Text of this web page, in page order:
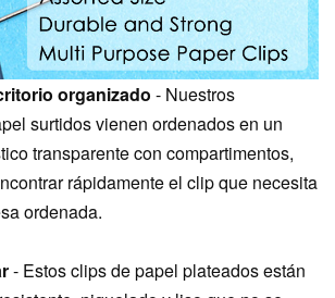
organizado - Nuestros
surtidos vienen ordenados en un
transparente con compartimentos,
rápidamente el clip que necesita
ordenada.
- Estos clips de papel plateados están